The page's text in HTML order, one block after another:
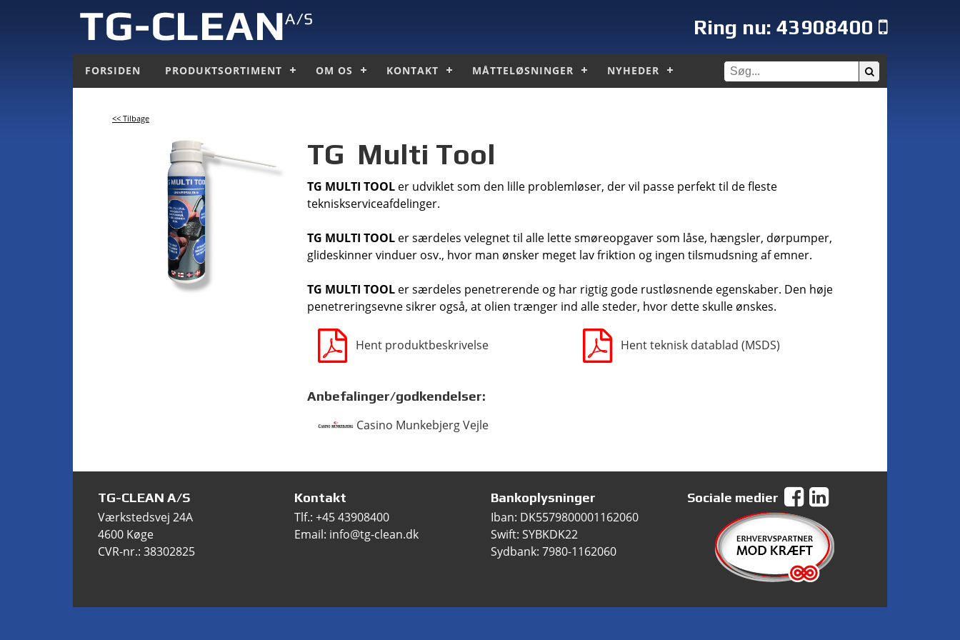
Ring nu: 43908400
FORSIDEN PRODUKTSORTIMENT OM OS KONTAKT MÅTTELØSNINGER NYHEDER
<< Tilbage
TG Multi Tool
TG MULTI TOOLer udviklet som den lille problemløser, der vil passe perfekt til de fleste
tekniskserviceafdelinger.
TG MULTI TOOLer særdeles velegnet til alle lette smøreopgaver som låse, hængsler, dørpumper,
glideskinner vinduer osv., hvor man ønsker meget lav friktion og ingen tilsmudsning af emner.
TG MULTI TOOLer særdeles penetrerende og har rigtig gode rustløsnende egenskaber. Den høje
penetreringsevne sikrer også, at olien trænger ind alle steder, hvor dette skulle ønskes.
Hent produktbeskrivelse Hent teknisk datablad (MSDS)
Anbefalinger/godkendelser:
Casino Munkebjerg Vejle
TG-CLEAN A/S
Værkstedsvej 24A
4600 Køge
CVR-nr.: 38302825
Kontakt
Tlf.: +45 43908400
Email: info@tg-clean.dk
Bankoplysninger
Iban: DK5579800001162060
Swift: SYBKDK22
Sydbank: 7980-1162060
Sociale medier